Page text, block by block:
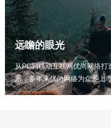
远瞻的眼光
从PC到移动互联网优尚网络
系，多年来优尚网络为众多上
方位的网络支持。